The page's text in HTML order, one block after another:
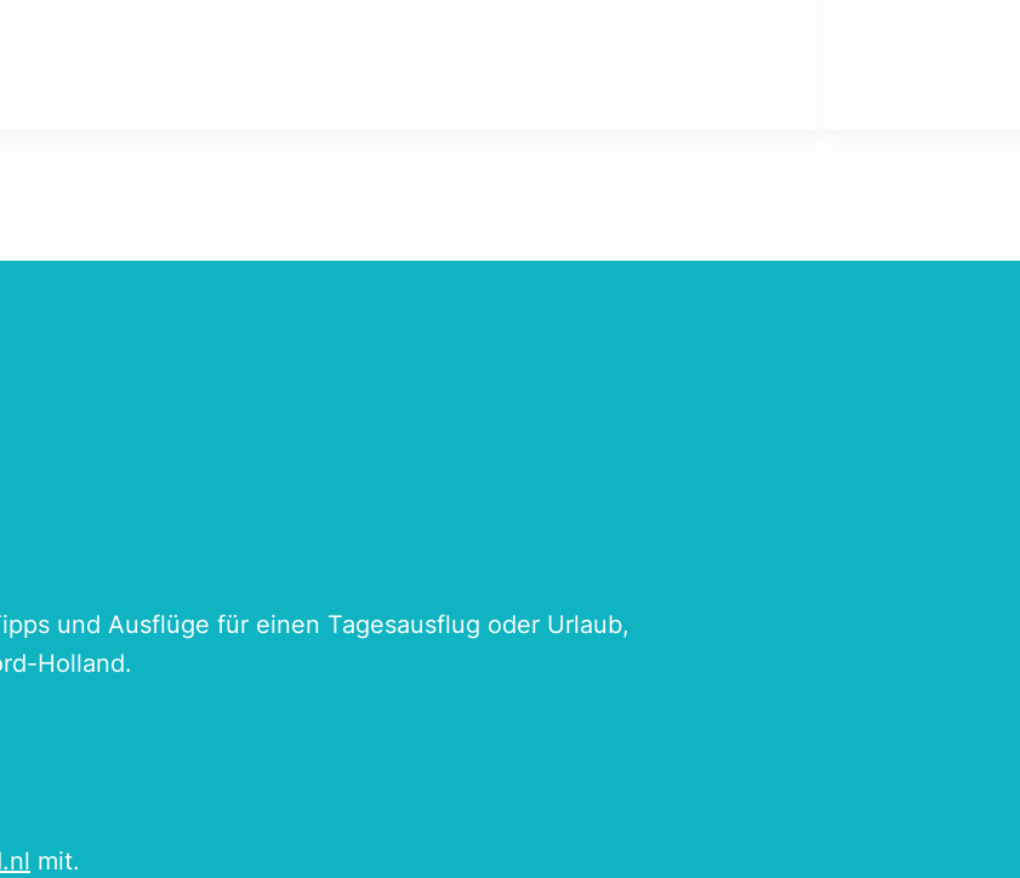
und Ausflüge für einen Tagesausflug oder Urlaub,
Holland.
mit.